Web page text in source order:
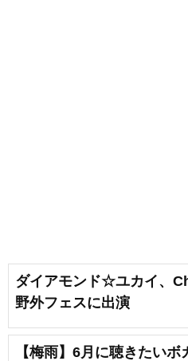
ダイアモンド☆ユカイ、
野外フェスに出演
【梅雨】6月に聴きたいボ